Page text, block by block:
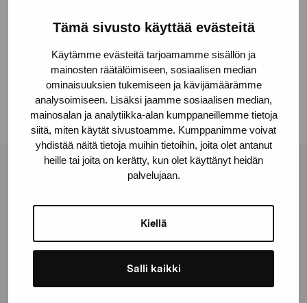
Tämä sivusto käyttää evästeitä
Käytämme evästeitä tarjoamamme sisällön ja
mainosten räätälöimiseen, sosiaalisen median
ominaisuuksien tukemiseen ja kävijämäärämme
analysoimiseen. Lisäksi jaamme sosiaalisen median,
mainosalan ja analytiikka-alan kumppaneillemme tietoja
siitä, miten käytät sivustoamme. Kumppanimme voivat
yhdistää näitä tietoja muihin tietoihin, joita olet antanut
heille tai joita on kerätty, kun olet käyttänyt heidän
palvelujaan.
Kiellä
Salli kaikki
Facebook
Linkedin
Stiftelsen Pro Artibus
10600 Ekenäs